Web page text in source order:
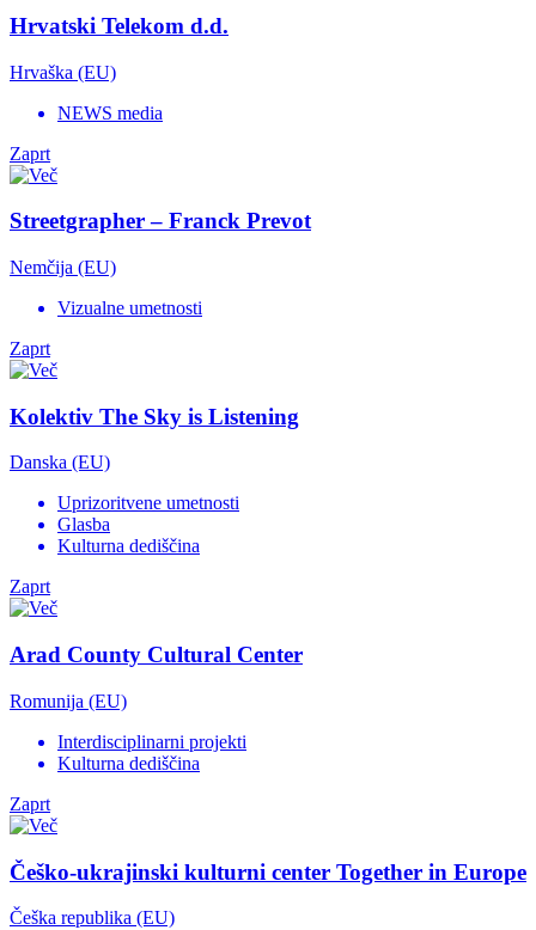
Hrvatski Telekom d.d.
Hrvaška (EU)
NEWS media
Zaprt
Streetgrapher – Franck Prevot
Nemčija (EU)
Vizualne umetnosti
Zaprt
Kolektiv The Sky is Listening
Danska (EU)
Uprizoritvene umetnosti
Glasba
Kulturna dediščina
Zaprt
Arad County Cultural Center
Romunija (EU)
Interdisciplinarni projekti
Kulturna dediščina
Zaprt
Češko-ukrajinski kulturni center Together in Europe
Češka republika (EU)